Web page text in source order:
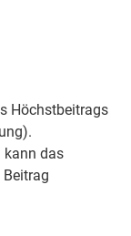
Höchstbeitrags
kann das